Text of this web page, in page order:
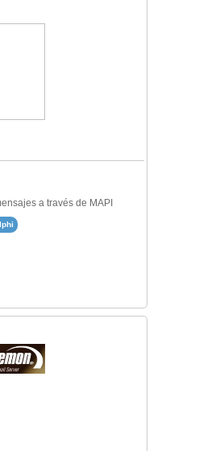
a través de MAPI